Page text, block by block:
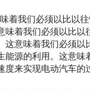
着我们必须以比以
味着我们必须以比以
这意味着我们必须以
能源的利用。这意味
度来实现电动汽车的